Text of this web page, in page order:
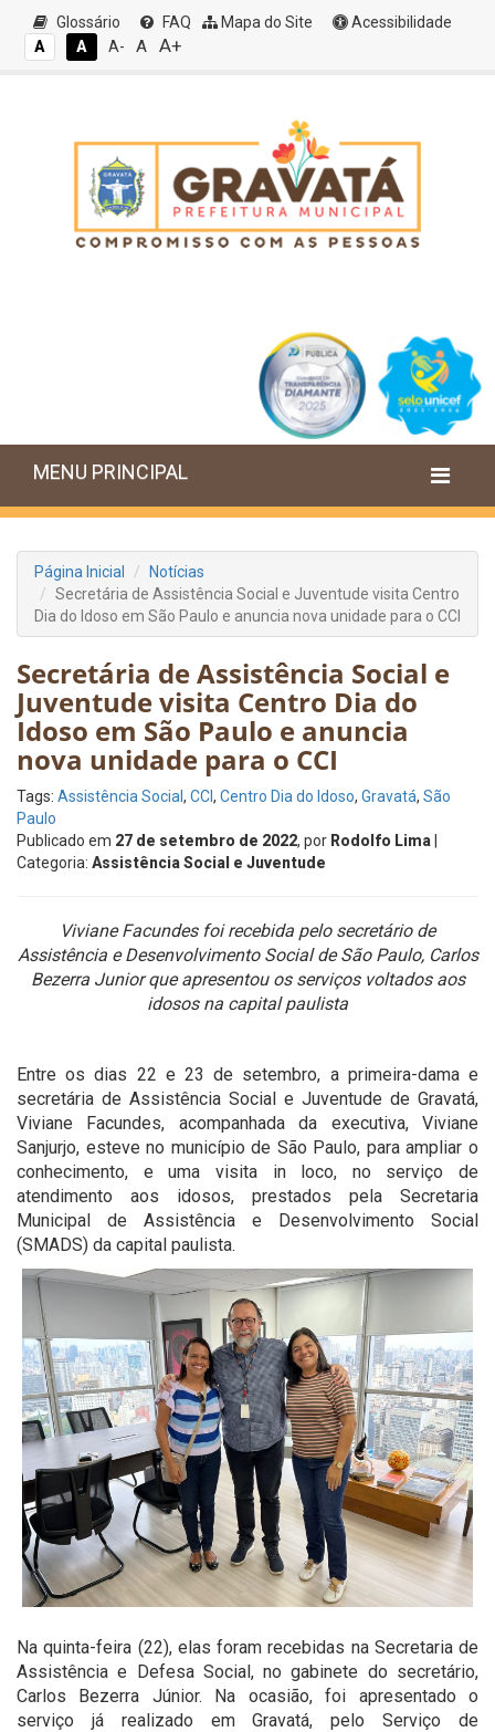
Glossário FAQ Mapa do Site
Acessibilidade
A
A A- A A+
MENU PRINCIPAL
Página Inicial
Notícias
Secretária de Assistência Social e Juventude visita Centro
Dia do Idoso em São Paulo e anuncia nova unidade para o CCI
Secretária de Assistência Social e
Juventude visita Centro Dia do
Idoso em São Paulo e anuncia
nova unidade para o CCI
Tags: Assistência Social , CCI, Centro Dia do Idoso, Gravatá, São
Paulo
Publicado em 27 de setembro de 2022, por Rodolfo Lima
Categoria: Assistência Social e Juventude
Viviane Facundes foi recebida pelo secretário de
Assistência e Desenvolvimento Social de São Paulo, Carlos
Bezerra Junior que apresentou os serviços voltados aos
idosos na capital paulista
Entre os dias 22 e 23 de setembro, a primeira-dama e
secretária de Assistência Social e Juventude de Gravatá,
Viviane Facundes, acompanhada da executiva, Viviane
Sanjurjo, esteve no município de São Paulo, para ampliar o
conhecimento, e uma visita in loco, no serviço de
atendimento aos idosos, prestados pela Secretaria
Municipal de Assistência e Desenvolvimento Social
(SMADS) da capital paulista.
Na quinta-feira (22), elas foram recebidas na Secretaria de
Assistência e Defesa Social, no gabinete do secretário,
Carlos Bezerra Júnior. Na ocasião, foi apresentado o
serviço já realizado em Gravatá, pelo Serviço de